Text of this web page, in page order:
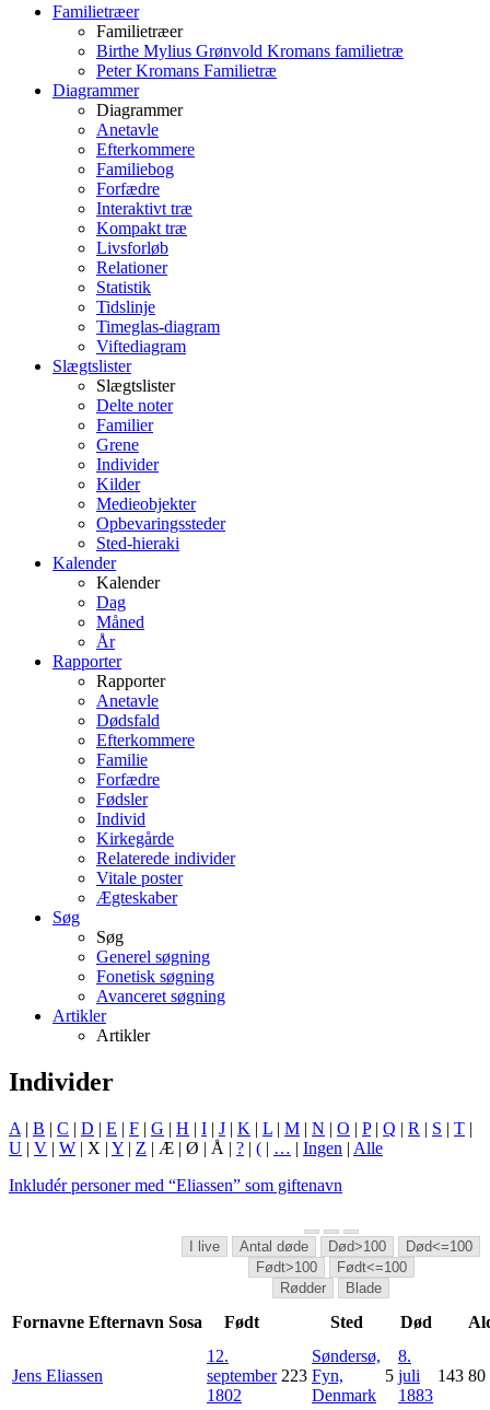
Familietræer
Familietræer
Birthe Mylius Grønvold Kromans familietræ
Peter Kromans Familietræ
Diagrammer
Diagrammer
Anetavle
Efterkommere
Familiebog
Forfædre
Interaktivt træ
Kompakt træ
Livsforløb
Relationer
Statistik
Tidslinje
Timeglas-diagram
Viftediagram
Slægtslister
Slægtslister
Delte noter
Familier
Grene
Individer
Kilder
Medieobjekter
Opbevaringssteder
Sted-hieraki
Kalender
Kalender
Dag
Måned
År
Rapporter
Rapporter
Anetavle
Dødsfald
Efterkommere
Familie
Forfædre
Fødsler
Individ
Kirkegårde
Relaterede individer
Vitale poster
Ægteskaber
Søg
Søg
Generel søgning
Fonetisk søgning
Avanceret søgning
Artikler
Artikler
Individer
A | B | C | D | E | F | G | H | I | J | K | L | M | N | O | P| Q | R | S | T |
U | V | W | X | Y | Z | Æ | Ø | Å | ? | ( | … | Ingen | Alle
Inkludér personer med “Eliassen” som giftenavn
I live Antal døde Død>100
Død<=100
Født>100
Født<=100
Rødder
Blade
Fornavne Efternavn Sosa Født Sted Død
Jens Eliassen
12.
september
1802
223
Søndersø,
Fyn,
Denmark
5
8.
juli
1883
143 80